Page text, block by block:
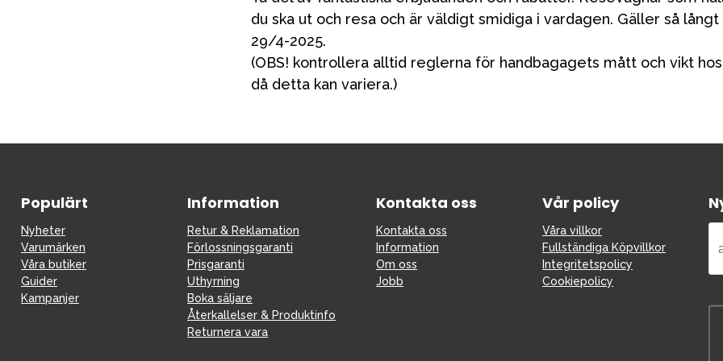
du ska ut och resa och är väldigt smidiga i vardagen. Gäller så
29/4-2025.
(OBS! kontrollera alltid reglerna för handbagagets mått och vikt
då detta kan variera.)
Populärt
Nyheter
Varumärken
Våra butiker
Guider
Kampanjer
Information
Retur & Reklamation
Förlossningsgaranti
Prisgaranti
Uthyrning
Boka säljare
Återkallelser & Produktinfo
Returnera vara
Kontakta oss
Kontakta oss
Information
Om oss
Jobb
Vår policy
Våra villkor
Fullständiga Köpvillkor
Integritetspolicy
Cookiepolicy
Sol och bad